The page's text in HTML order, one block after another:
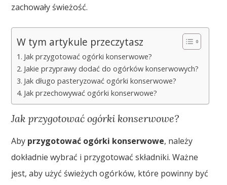
zachowały świeżość.
W tym artykule przeczytasz
Jak przygotować ogórki konserwowe?
Jakie przyprawy dodać do ogórków konserwowych?
Jak długo pasteryzować ogórki konserwowe?
Jak przechowywać ogórki konserwowe?
Jak przygotować ogórki konserwowe?
Aby przygotować ogórki konserwowe, należy
dokładnie wybrać i przygotować składniki. Ważne
jest, aby użyć świeżych ogórków, które powinny być